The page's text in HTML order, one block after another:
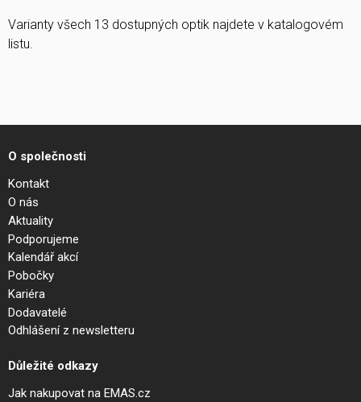
Varianty všech 13 dostupných optik najdete v katalogovém
listu.
O společnosti
Kontakt
O nás
Aktuality
Podporujeme
Kalendář akcí
Pobočky
Kariéra
Dodavatelé
Odhlášení z newsletteru
Důležité odkazy
Jak nakupovat na EMAS.cz